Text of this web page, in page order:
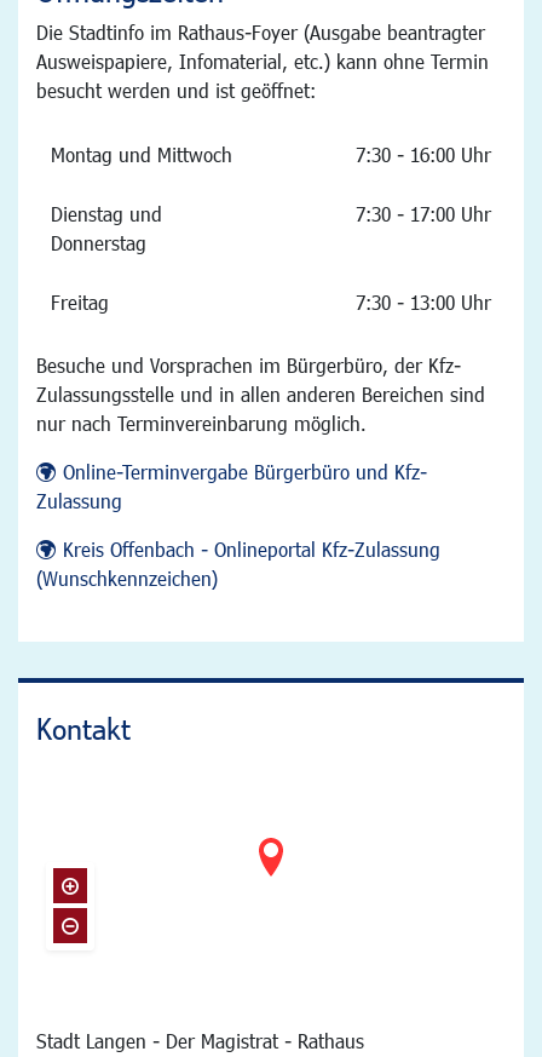
Die Stadtinfo im Rathaus-Foyer (Ausgabe beantragter
Ausweispapiere, Infomaterial, etc.) kann ohne Termin
besucht werden und ist geöffnet:
Montag und Mittwoch 7:30 - 16:00 Uhr
Dienstag und
Donnerstag
7:30 - 17:00 Uhr
Freitag 7:30 - 13:00 Uhr
Besuche und Vorsprachen im Bürgerbüro, der Kfz-
Zulassungsstelle und in allen anderen Bereichen sind
nur nach Terminvereinbarung möglich.
Online-Terminvergabe Bürgerbüro und Kfz-
Zulassung
Kreis Offenbach - Onlineportal Kfz-Zulassung
(Wunschkennzeichen)
Kontakt
Stadt Langen - Der Magistrat - Rathaus